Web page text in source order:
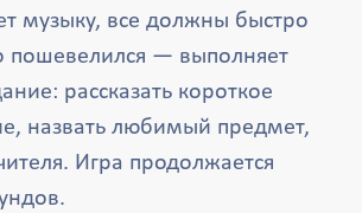
музыку, все должны быстро
пошевелился — выполняет
рассказать короткое
назвать любимый предмет,
Игра продолжается